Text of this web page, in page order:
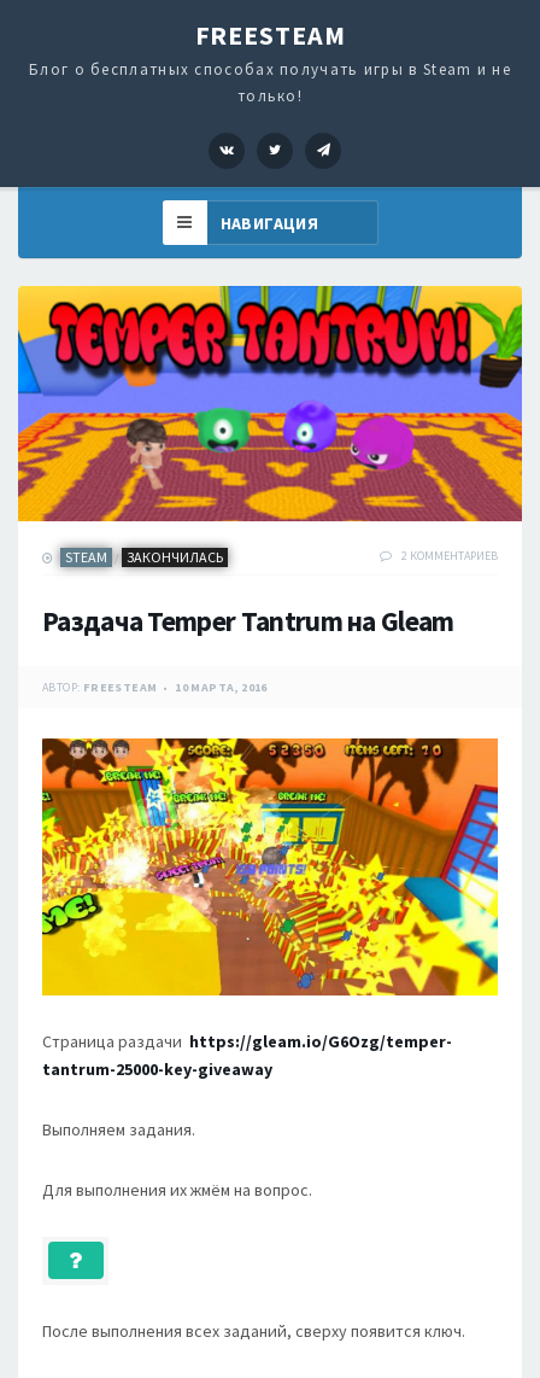
FREESTEAM
Блог о бесплатных способах получать игры в Steam и не
только!
VK Twitter
STEAM / ЗАКОНЧИЛАСЬ 2 КОММЕНТАРИЕВ
Раздача Temper Tantrum на Gleam
АВТОР: FREESTEAM 10 МАРТА, 2016
Страница раздачи https://gleam.io/G6Ozg/temper-
tantrum-25000-key-giveaway
Выполняем задания.
Для выполнения их жмём на вопрос.
После выполнения всех заданий, сверху появится ключ.